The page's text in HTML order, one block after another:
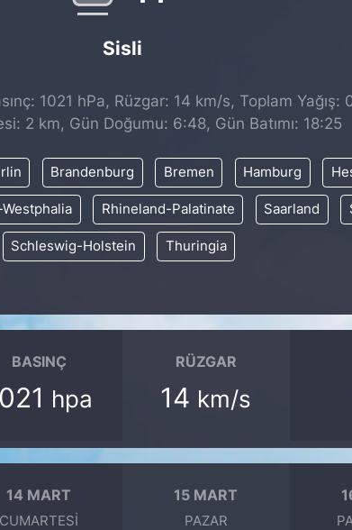
Sisli
1021 hPa, Rüzgar: 14 km/s, Toplam Yağış:
2 km, Gün Doğumu: 6:48, Gün Batımı: 18:25
Brandenburg Bremen Hamburg
Rhineland-Palatinate Saarland
Schleswig-Holstein Thuringia
BASINÇ
hpa
RÜZGAR
14 km/s
14 MART
CUMARTESI
15 MART
PAZAR